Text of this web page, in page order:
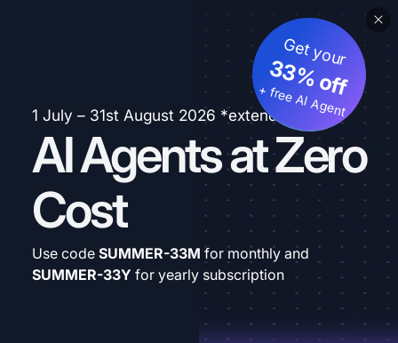
1 July – 31st August 2026 *extended
AI Agents at Zero
Cost
Get your
33% off
+ free AI Agent
Use code SUMMER-33M for monthly and
SUMMER-33Y for yearly subscription